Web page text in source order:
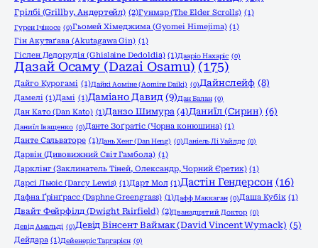
Грілбі (Grillby, Андертейл) (2)Гунмар (The Elder Scrolls) (1)
Гурен Ічіносе (0)Гьомей Хімеджима (Gyomei Himejima) (1)
Гін Акутаґава (Akutagawa Gin) (1)
Гіслен Дедорудія (Ghislaine Dedoldia) (1)Дааріо Нахаріс (0)
Дазай Осаму (Dazai Osamu) (175)
Дайго Курогамі (1)Дайкі Аоміне (Aomine Daiki) (0)Дайнслейф (8)
Дамелі (1)Дамі (1)Даміано Давид (9)Дан Балан (0)
Дан Като (Dan Katо) (1)Данзо Шимура (4)Даниїл (Сирин) (6)
Даниїл Іващенко (0)Данте Зоґратіс (Чорна конюшина) (1)
Данте Сальваторе (1)Дань Хенг (Dan Heng) (0)Даніель Лі Уайлдс (0)
Дарвін (Дивовижний Світ Гамбола) (1)
Дарклінг (Заклинатель Тіней, Олександр, Чорний Єретик) (1)
Дарсі Льюіс (Darcy Lewis) (1)Дарт Мол (1)Дастін Гендерсон (16)
Дафна Ґрінґрасс (Daphne Greengrass) (1)Дафф Маккаган (0)Даша Кубік (1)
Двайт Фейрфілд (Dwight Fairfield) (2)Дванадцятий Доктор (0)
Девід Амальді (0)Девід Вінсент Ваймак (David Vincent Wymack) (5)
Дейдара (1)Дейенеріс Таргарієн (0)